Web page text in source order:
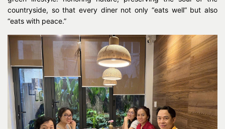
countryside, so that every diner not only “eats well” but also
“eats with peace.”